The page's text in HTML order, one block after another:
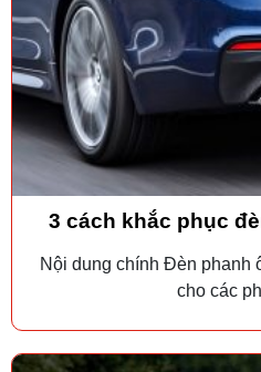
3 cách khắc phục
Nội dung chính Đèn phanh
cho các